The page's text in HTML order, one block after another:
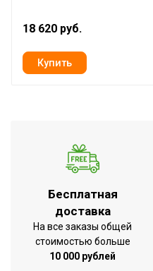
параметров работы
Бренд
Макс. потребляемая
Мощность кондиционера
Гарантийный срок
Ширина внутр. блока
Регулировка положения
жалюзи с пульта
18 620 руб.
Бесплатная
доставка
На все заказы общей
стоимостью больше
10 000 рублей